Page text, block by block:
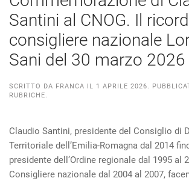
Santini al CNOG. Il
consigliere nazionale
Sani del 30 marzo 2026
SCRITTO DA FRANCA IL 1 APRILE 2026.
RUBRICHE.
Claudio Santini, presidente del Consiglio di
Territoriale dell’Emilia-Romagna dal 2014
presidente dell’Ordine regionale dal 1995 al
Consigliere nazionale dal 2004 al 2007,